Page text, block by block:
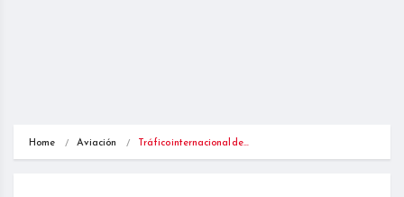
Home Aviación Tráfico internacional de…